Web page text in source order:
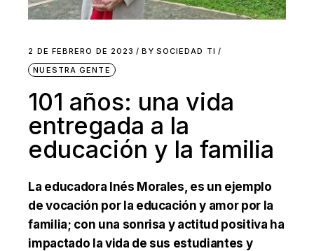
2 DE FEBRERO DE 2023 BY SOCIEDAD TI
NUESTRA GENTE
101 años: una vida
entregada a la
educación y la familia
La educadora Inés Morales, es un ejemplo
de vocación por la educación y amor por la
familia; con una sonrisa y actitud positiva ha
impactado la vida de sus estudiantes y